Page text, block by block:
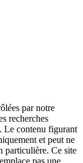
par notre
recherches
Le contenu figurant
et peut ne
particulière. Ce site